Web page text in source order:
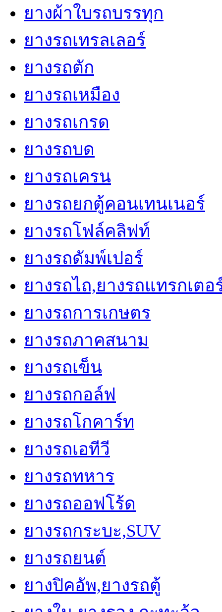
165R13, 155/70R12, 155/70R12, 175/
185/70R14, 185/65R14, 205/65 R15, 195/
195R14C, 235/75R15, 205/70R15C, 215/
225/70R15, 245/70R16, 30X9.5R15,
205R14C, 265/70R16, 205/45R17, 215/
ยางรถบรรทุกเล็ก-กลาง (Light Truck)
6.00-14, 6.50-14, 6.50-15, 7.00-15, 7.50-15,
10.00-15, 6.50-16, 7.00-16, 7.50-16, 8.25-
11.00-16, 6.50-20, 7.00-20, 7.50-20
7.50R15, 10.00R15, 6.50R16, 7.00 R 16,
8.25 R 16, 9.00R16, 10.00R16, 11.00R16,
225/75R17.5, 235/75R17.5, 245/75R17.5,
245/75R19.5, 265/75R19.5
ยางรถโดยสารและยางรถบรรทุกใหญ่ (Bus
8.25-20, 9.00-20, 10.00-20, 11.00-20,
20, 11.00-22, 12.00-24
ยางเรเดียลรถโดยสารและยางรถบรรทุกให
Radial)
9.00R20, 10.00R20, 11.00R20, 12.00R20,
11.00R22, 11R22.5, 275/70 R 22.5, 275/
12R22.5, 295/80R22.5, 315/80R22.5, 385/
12.00R24, 11R24.5, 285/75R24.5
ยางรถตักเล็ก (Skid Steer Tire), รถตักล้อยา
รถตักเอวอ่อน, รถตักดิน, อะไหล่รถตัก, รถแ
ล้อยาง, รถตักหน้าขุดหลัง, รถขุดดิน, รถขุด
kobelco, รถขุดเล็ก, รถแบคโฮ, รถตักล้อยาง
5.70-12, 23x8.50-12, 5.50-15, 7.50-15,
10-15, 12/65-15, 125/65-15, 27x10.50-15,
15, 125/70-16, 14.0/65-15, 12.5/70-16, 15.5/
15.0/55-17 (380/55-17), 10-18, 10.5/80-18
18, 12.0/12.5-18, ,15.5/60-18, 15.5/70-18,
NHS, 14-17.5 NHS, 15-19.5 NHS, 16.0/70-
20, 17.5/65-20, 14.9-24, 16/70-24 (405/70-
(161A8/149A6)
ยางผ้าใบรถบรรทุก
ยางรถเทรลเลอร์
ยางรถตัก
ยางรถเหมือง
ยางรถเกรด
ยางรถบด
ยางรถเครน
ยางรถยกตู้คอนเทนเนอร์
ยางรถโฟล์คลิฟท์
ยางรถดัมพ์เปอร์
ยางรถไถ,ยางรถแทรกเตอ
ยางรถการเกษตร
ยางรถภาคสนาม
ยางรถเข็น
ยางรถกอล์ฟ
ยางรถโกคาร์ท
ยางรถเอทีวี
ยางรถทหาร
ยางรถออฟโร้ด
ยางรถกระบะ,SUV
ยางรถยนต์
ยางปิคอัพ,ยางรถตู้